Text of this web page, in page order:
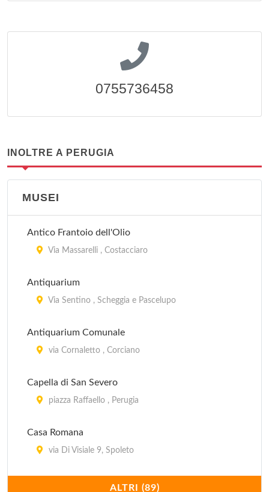
0755736458
INOLTRE A PERUGIA
MUSEI
Antico Frantoio dell'Olio
Via Massarelli , Costacciaro
Antiquarium
Via Sentino , Scheggia e Pascelupo
Antiquarium Comunale
via Cornaletto , Corciano
Capella di San Severo
piazza Raffaello , Perugia
Casa Romana
via Di Visiale 9, Spoleto
Centro della Scienza Perugia Officina per la Scienza
ALTRI (89)